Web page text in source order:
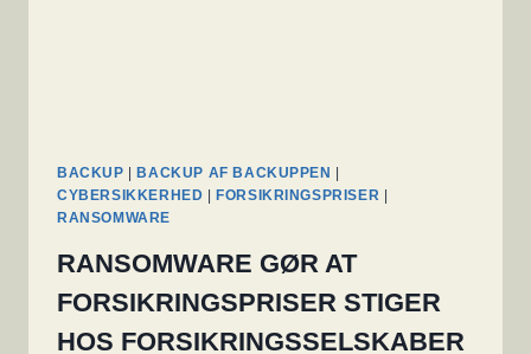
BACKUP BACKUP AF BACKUPPEN
CYBERSIKKERHED
FORSIKRINGSPRISER
RANSOMWARE
RANSOMWARE GØR AT
FORSIKRINGSPRISER STIGER
HOS FORSIKRINGSSELSKABER